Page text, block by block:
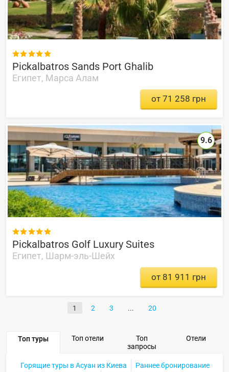

Pickalbatros Sands Port Ghalib
Египет, Марса Алам
от 71 258 грн

Pickalbatros Golf Luxury Suites
Египет, Шарм-эль-Шейх
9.6
от 81 911 грн
1 2 3 20
Топ туры Топ отели
Топ
запросы
Отели
Горящие туры в Асуан из Киева
Раннее бронирование